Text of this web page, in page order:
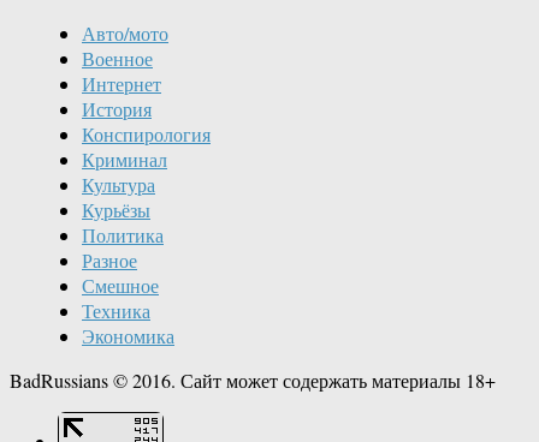
Авто/мото
Военное
Интернет
История
Конспирология
Криминал
Культура
Курьёзы
Политика
Разное
Смешное
Техника
Экономика
BadRussians © 2016. Сайт может содержать материалы 18+